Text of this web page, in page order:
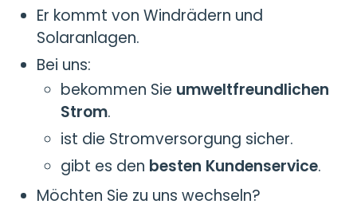
Er kommt von Windrädern und
Solaranlagen.
Bei uns:
bekommen Sie umweltfreundlichen
Strom.
ist die Stromversorgung sicher.
gibt es den besten Kundenservice.
Möchten Sie zu uns wechseln?